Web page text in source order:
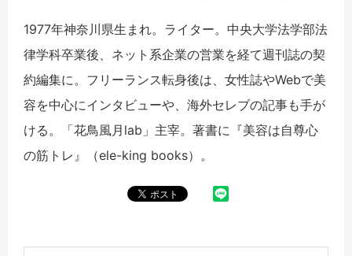
1977年神奈川県生まれ。ライター。中央大学法学部法
律学科卒業後、ネット系企業の営業を経て週刊誌の契
約編集に。フリーランス転身後は、女性誌やWebで美
容を中心にインタビューや、海外セレブの記事も手が
ける。「花鳥風月lab」主宰。著書に『美容は自尊心
の筋トレ』（ele-king books）。